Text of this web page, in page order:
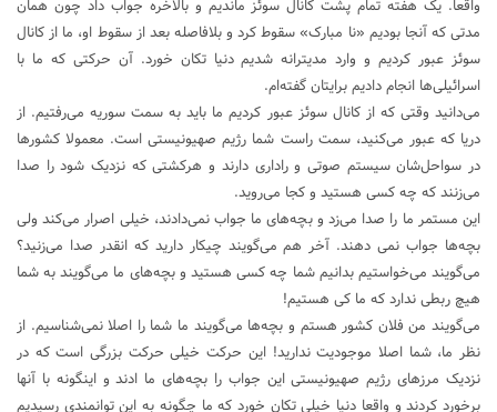
واقعا. یک هفته تمام پشت کانال سوئز ماندیم و بالاخره جواب داد چون همان
مدتی که آنجا بودیم «نا مبارک» سقوط کرد و بلافاصله بعد از سقوط او، ما از کانال
سوئز عبور کردیم و وارد مدیترانه شدیم دنیا تکان خورد. آن حرکتی که ما با
اسرائیلی‌ها انجام دادیم برایتان گفته‌ام.
می‌دانید وقتی که از کانال سوئز عبور کردیم ما باید به سمت سوریه می‌رفتیم. از
دریا که عبور می‌کنید، سمت راست شما رژیم صهیونیستی است. معمولا کشورها
در سواحل‌شان سیستم صوتی و راداری دارند و هرکشتی که نزدیک شود را صدا
می‌زنند که چه کسی هستید و کجا می‌روید.
این مستمر ما را صدا می‌زد و بچه‌های ما جواب نمی‌دادند، خیلی اصرار می‌کند ولی
بچه‌ها جواب نمی دهند. آخر هم می‌گویند چیکار دارید که انقدر صدا می‌زنید؟
می‌گویند می‌خواستیم بدانیم شما چه کسی هستید و بچه‌های ما می‌گویند به شما
هیچ ربطی ندارد که ما کی هستیم!
می‌گویند من فلان کشور هستم و بچه‌ها می‌گویند ما شما را اصلا نمی‌شناسیم. از
نظر ما، شما اصلا موجودیت ندارید! این حرکت خیلی حرکت بزرگی است که در
نزدیک مرزهای رژیم صهیونیستی این جواب را بچه‌های ما ادند و اینگونه با آنها
برخورد کردند و واقعا دنیا خیلی تکان خورد که ما چگونه به این توانمندی رسیدیم